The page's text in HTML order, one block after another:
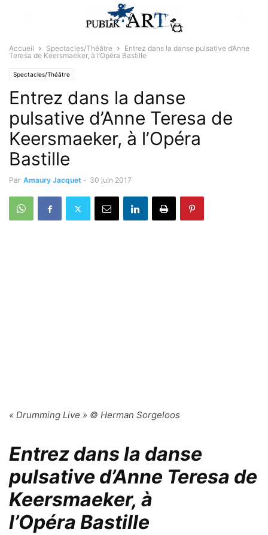
Accueil Spectacles/Théâtre
Entrez dans la danse pulsative d’Anne
Teresa de Keersmaeker, à l’Opéra Bastille
Spectacles/Théâtre
Entrez dans la danse
pulsative d’Anne Teresa de
Keersmaeker, à l’Opéra
Bastille
Par Amaury Jacquet - 30 juin 2017
« Drumming Live » © Herman Sorgeloos
Entrez dans la danse
pulsative d’Anne Teresa de
Keersmaeker, à
l’Opéra Bastille